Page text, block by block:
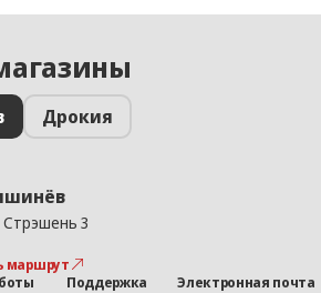
Дрокия
Стрэшень 3
маршрут
Поддержка Электронная почта